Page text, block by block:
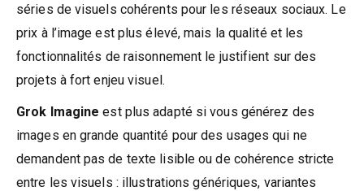
séries de visuels cohérents pour les réseaux sociaux. Le
prix à l’image est plus élevé, mais la qualité et les
fonctionnalités de raisonnement le justifient sur des
projets à fort enjeu visuel.
Grok Imagine est plus adapté si vous générez des
images en grande quantité pour des usages qui ne
demandent pas de texte lisible ou de cohérence stricte
entre les visuels : illustrations génériques, variantes